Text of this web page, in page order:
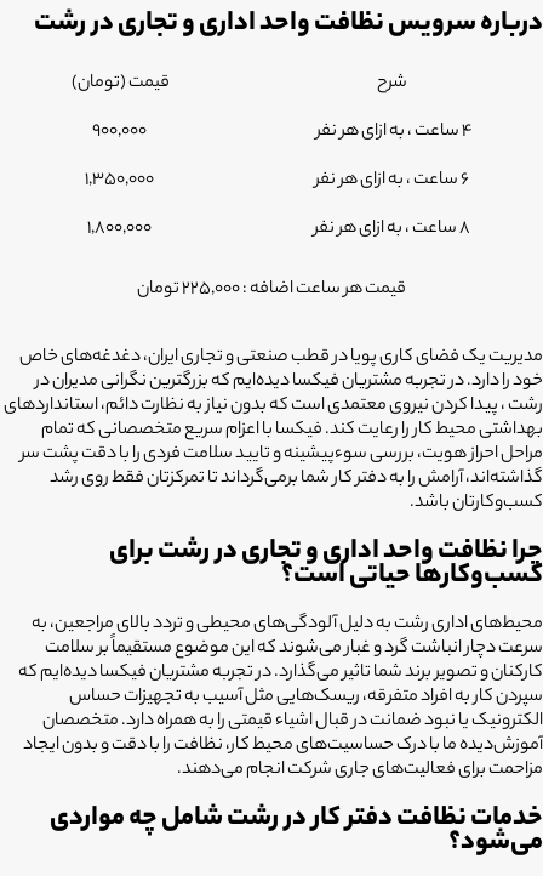
درباره سرویس نظافت واحد اداری و تجاری در رشت
شرح
قیمت (تومان)
4 ساعت ، به ازای هر نفر
900,000
6 ساعت ، به ازای هر نفر
1,350,000
8 ساعت ، به ازای هر نفر
1,800,000
قیمت هر ساعت اضافه : 225,000 تومان
مدیریت یک فضای کاری پویا در قطب صنعتی و تجاری ایران، دغدغه‌های خاص
خود را دارد. در تجربه مشتریان فیکسا دیده‌ایم که بزرگترین نگرانی مدیران در
رشت ، پیدا کردن نیروی معتمدی است که بدون نیاز به نظارت دائم، استانداردهای
بهداشتی محیط کار را رعایت کند. فیکسا با اعزام سریع متخصصانی که تمام
مراحل احراز هویت، بررسی سوءپیشینه و تایید سلامت فردی را با دقت پشت سر
گذاشته‌اند، آرامش را به دفتر کار شما برمی‌گرداند تا تمرکزتان فقط روی رشد
کسب‌وکارتان باشد.
چرا نظافت واحد اداری و تجاری در رشت برای
کسب‌وکارها حیاتی است؟
محیط‌های اداری رشت به دلیل آلودگی‌های محیطی و تردد بالای مراجعین، به
سرعت دچار انباشت گرد و غبار می‌شوند که این موضوع مستقیماً بر سلامت
کارکنان و تصویر برند شما تاثیر می‌گذارد. در تجربه مشتریان فیکسا دیده‌ایم که
سپردن کار به افراد متفرقه، ریسک‌هایی مثل آسیب به تجهیزات حساس
الکترونیک یا نبود ضمانت در قبال اشیاء قیمتی را به همراه دارد. متخصصان
آموزش‌دیده ما با درک حساسیت‌های محیط کار، نظافت را با دقت و بدون ایجاد
مزاحمت برای فعالیت‌های جاری شرکت انجام می‌دهند.
خدمات نظافت دفتر کار در رشت شامل چه مواردی
می‌شود؟